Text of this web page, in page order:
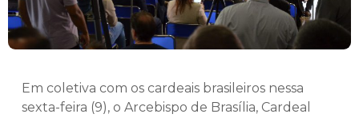
Em coletiva com os cardeais brasileiros nessa
sexta-feira (9), o Arcebispo de Brasília, Cardeal